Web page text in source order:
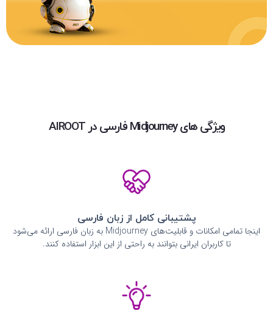
ویژگی های Midjourney فارسی در AIROOT
پشتیبانی کامل از زبان فارسی
اینجا تمامی امکانات و قابلیت‌های Midjourney به زبان فارسی ارائه می‌شود
تا کاربران ایرانی بتوانند به راحتی از این ابزار استفاده کنند.